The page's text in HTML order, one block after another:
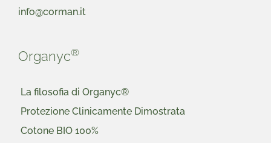
info@corman.it
Organyc®
La filosofia di Organyc®
Protezione Clinicamente Dimostrata
Cotone BIO 100%